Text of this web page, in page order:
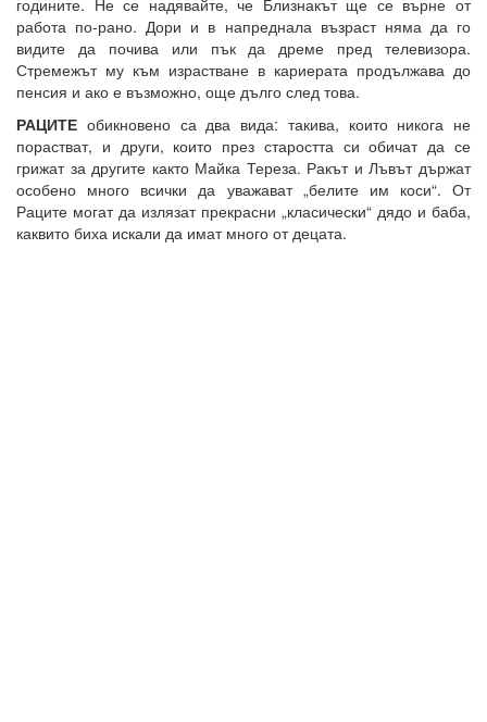
работа по-рано. Дори и в напреднала възраст няма да го
видите да почива или пък да дреме пред телевизора.
Стремежът му към израстване в кариерата продължава до
пенсия и ако е възможно, още дълго след това.
РАЦИТЕ обикновено са два вида: такива, които никога не
порастват, и други, които през старостта си обичат да се
грижат за другите както Майка Тереза. Ракът и Лъвът държат
особено много всички да уважават „белите им коси“. От
Раците могат да излязат прекрасни „класически“ дядо и баба,
каквито биха искали да имат много от децата.